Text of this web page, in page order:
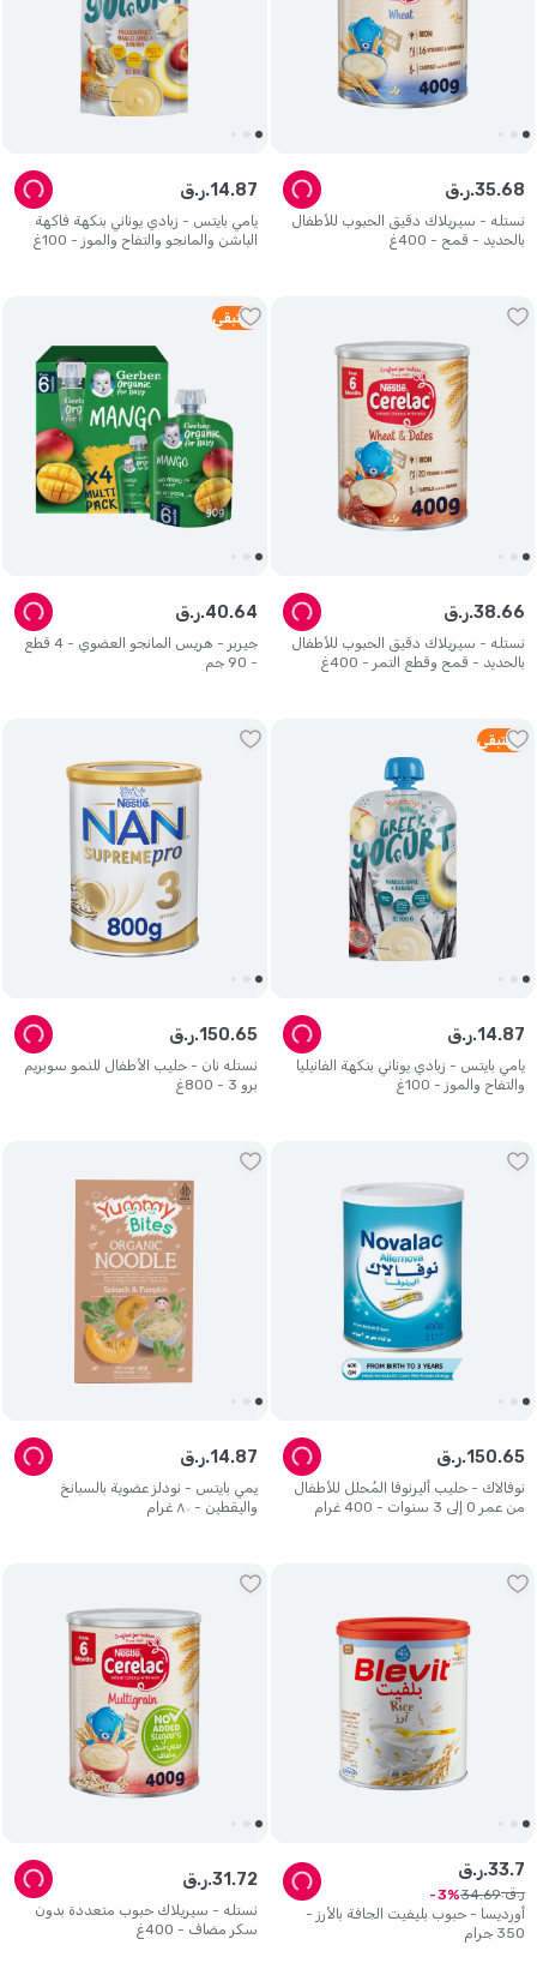
نستله - سيريلاك دقيق الحبوب للأطفال
بالحديد - قمح - 400غ
ر.ق.35.68
يامي بايتس - زبادي يوناني بنكهة فاكهة
الباشن والمانجو والتفاح والموز - 100غ
ر.ق.14.87
نستله - سيريلاك دقيق الحبوب للأطفال
بالحديد - قمح وقطع التمر - 400غ
ر.ق.38.66
1 متبقي
جيربر - هريس المانجو العضوي - 4 قطع
- 90 جم
ر.ق.40.64
2 متبقي
يامي بايتس - زبادي يوناني بنكهة الفانيليا
والتفاح والموز - 100غ
ر.ق.14.87
نستله نان - حليب الأطفال للنمو سوبريم
برو 3 - 800غ
ر.ق.150.65
نوفالاك - حليب أليرنوفا المُحلل للأطفال
من عمر 0 ​​إلى 3 سنوات - 400 غرام
ر.ق.150.65
يمي بايتس - نودلز عضوية بالسبانخ
واليقطين - ٨٠ غرام
ر.ق.14.87
أورديسا - حبوب بليفيت الجافة بالأرز -
350 جرام
ر.ق.33.7
ر.ق. 34.69
3
نستله - سيريلاك حبوب متعددة بدون
سكر مضاف - 400غ
ر.ق.31 .72